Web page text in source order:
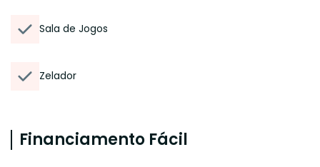
Sala de Jogos
Zelador
Financiamento Fácil